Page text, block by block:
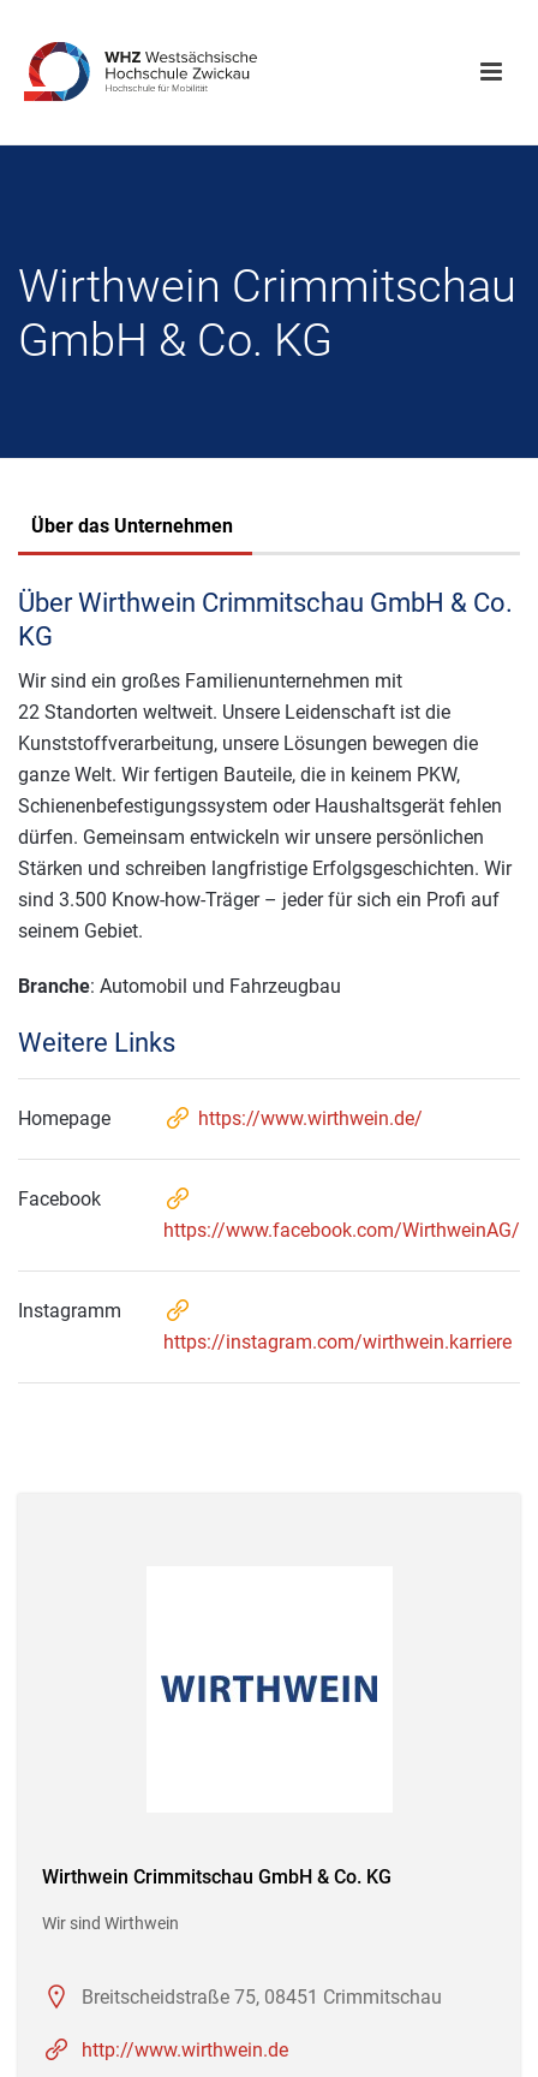
Wirthwein Crimmitschau
GmbH & Co. KG
Über das Unternehmen
Über Wirthwein Crimmitschau GmbH & Co.
KG
Wir sind ein großes Familienunternehmen mit
22 Standorten weltweit. Unsere Leidenschaft ist die
Kunststoffverarbeitung, unsere Lösungen bewegen die
ganze Welt. Wir fertigen Bauteile, die in keinem PKW,
Schienenbefestigungssystem oder Haushaltsgerät fehlen
dürfen. Gemeinsam entwickeln wir unsere persönlichen
Stärken und schreiben langfristige Erfolgsgeschichten. Wir
sind 3.500 Know-how-Träger – jeder für sich ein Profi auf
seinem Gebiet.
Branche: Automobil und Fahrzeugbau
Weitere Links
Homepage https://www.wirthwein.de/
Facebook
https://www.facebook.com/WirthweinAG/
Instagramm
https://instagram.com/wirthwein.karriere
Wirthwein Crimmitschau GmbH & Co. KG
Wir sind Wirthwein
Breitscheidstraße 75, 08451 Crimmitschau
http://www.wirthwein.de